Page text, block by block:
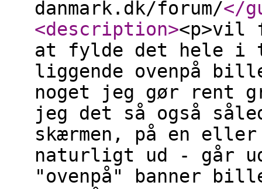
danmark.dk/forum/</
<description><p>vil
at fylde det hele i
liggende ovenpå
noget jeg gør rent
jeg det så også
skærmen, på en eller
naturligt ud - går
"ovenpå" banner